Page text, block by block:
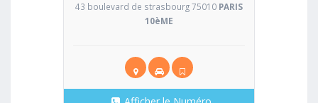
43 boulevard de strasbourg 75010 PARIS
10èME